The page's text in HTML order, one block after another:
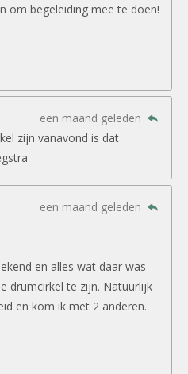
om begeleiding mee te doen!
een maand geleden
zijn vanavond is dat
een maand geleden
en alles wat daar was
drumcirkel te zijn. Natuurlijk
en kom ik met 2 anderen.